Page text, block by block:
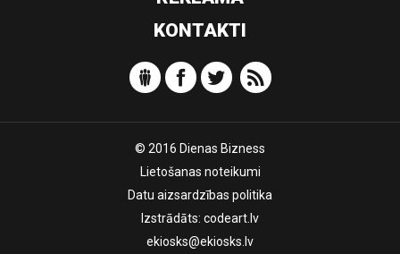
KONTAKTI
© 2016 Dienas Bizness
Lietošanas noteikumi
Datu aizsardzības politika
Izstrādāts: codeart.lv
ekiosks@ekiosks.lv